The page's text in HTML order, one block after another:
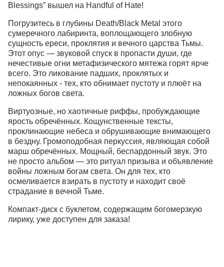
Blessings” вышел на Handful of Hate!
Погрузитесь в глубины Death/Black Metal этого
сумеречного лабиринта, воплощающего злобную
сущность ереси, проклятия и вечного царства Тьмы.
Этот опус — звуковой спуск в пропасти души, где
нечестивые огни метафизического мятежа горят ярче
всего. Это ликование падших, проклятых и
непокаянных - тех, кто обнимает пустоту и плюёт на
ложных богов света.
Виртуозные, но хаотичные риффы, пробуждающие
ярость обречённых. Кощунственные тексты,
проклинающие небеса и обрушивающие внимающего
в бездну. Громоподобная перкуссия, являющая собой
марш обречённых. Мощный, беспардонный звук. Это
не просто альбом — это ритуал призыва и объявление
войны ложным богам света. Он для тех, кто
осмеливается взирать в пустоту и находит своё
страдание в вечной Тьме.
Компакт-диск с буклетом, содержащим богомерзкую
лирику, уже доступен для заказа!